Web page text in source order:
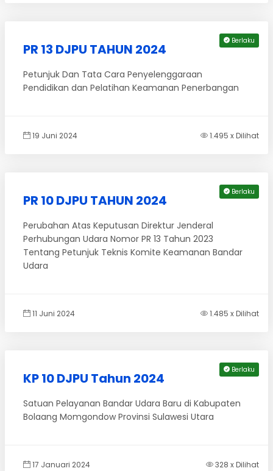
Berlaku
PR 13 DJPU TAHUN 2024
Petunjuk Dan Tata Cara Penyelenggaraan
Pendidikan dan Pelatihan Keamanan Penerbangan
19 Juni 2024 1.495 x Dilihat
Berlaku
PR 10 DJPU TAHUN 2024
Perubahan Atas Keputusan Direktur Jenderal
Perhubungan Udara Nomor PR 13 Tahun 2023
Tentang Petunjuk Teknis Komite Keamanan Bandar
Udara
11 Juni 2024 1.485 x Dilihat
Berlaku
KP 10 DJPU Tahun 2024
Satuan Pelayanan Bandar Udara Baru di Kabupaten
Bolaang Momgondow Provinsi Sulawesi Utara
17 Januari 2024 328 x Dilihat